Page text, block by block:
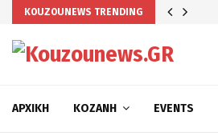
KOUZOUNEWS TRENDING
ΑΡΧΙΚΉ ΚΟΖΆΝΗ EVENTS